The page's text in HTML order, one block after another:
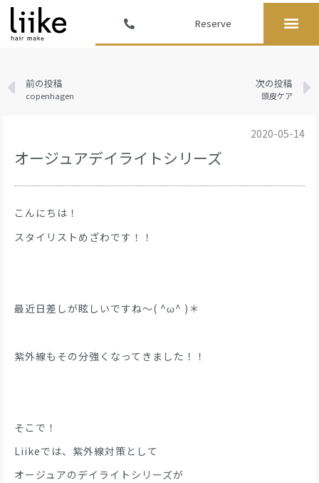
Reserve
前の投稿
copenhagen
次の投稿
頭皮ケア
2020-05-14
オージュアデイライトシリーズ
こんにちは！
スタイリストめざわです！！
最近日差しが眩しいですね〜( ^ω^ )＊
紫外線もその分強くなってきました！！
そこで！
Liikeでは、紫外線対策として
オージュアのデイライトシリーズが